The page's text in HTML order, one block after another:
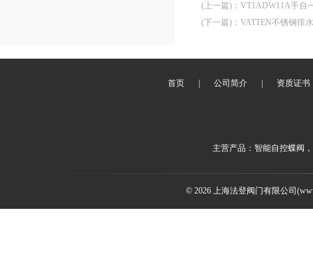
(上一篇) ： VT1ADW11A手自
(下一篇) ： VATTEN不锈钢排
首页 公司简介 资质证书
主营产品：智能自控蝶阀
© 2026 上海法登阀门有限公司